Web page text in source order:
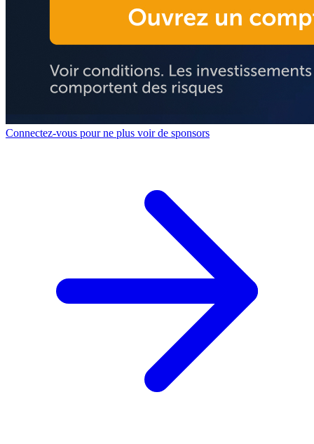
Connectez-vous pour ne plus voir de sponsors